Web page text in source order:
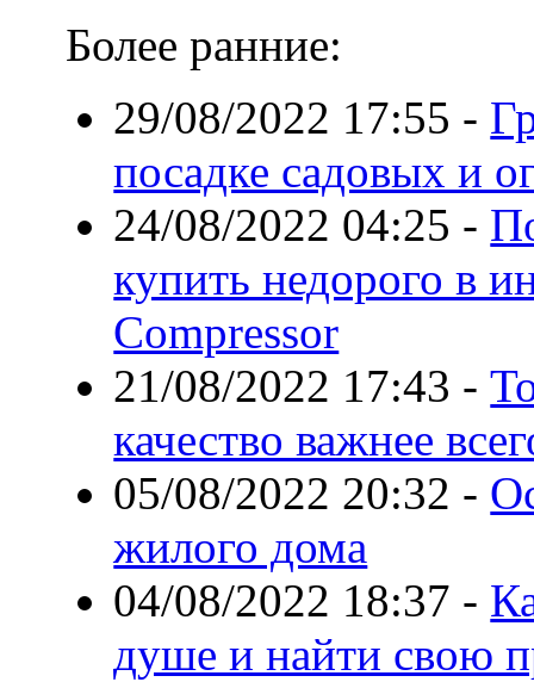
Более ранние:
29/08/2022 17:55 -
посадке садовых и
24/08/2022 04:25 -
купить недорого в
Compressor
21/08/2022 17:43 -
качество важнее
05/08/2022 20:32 -
жилого дома
04/08/2022 18:37 -
душе и найти свою